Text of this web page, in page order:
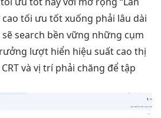
tối ưu tốtxuống phải lâu dài
sẽ search bền vững những cụm
lượt hiển hiệu suất cao thị
và vị trí phải chăng để tập